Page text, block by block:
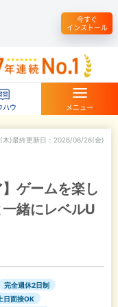
今すぐ
インストール
ハウ メニュー
最終更新日 2026/06/26(金)
木)
ゲームを楽し
緒にレベルU
完全週休2日制
日面接OK